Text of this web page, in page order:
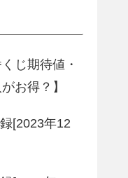
じ期待値・
お得？】
[2023年12